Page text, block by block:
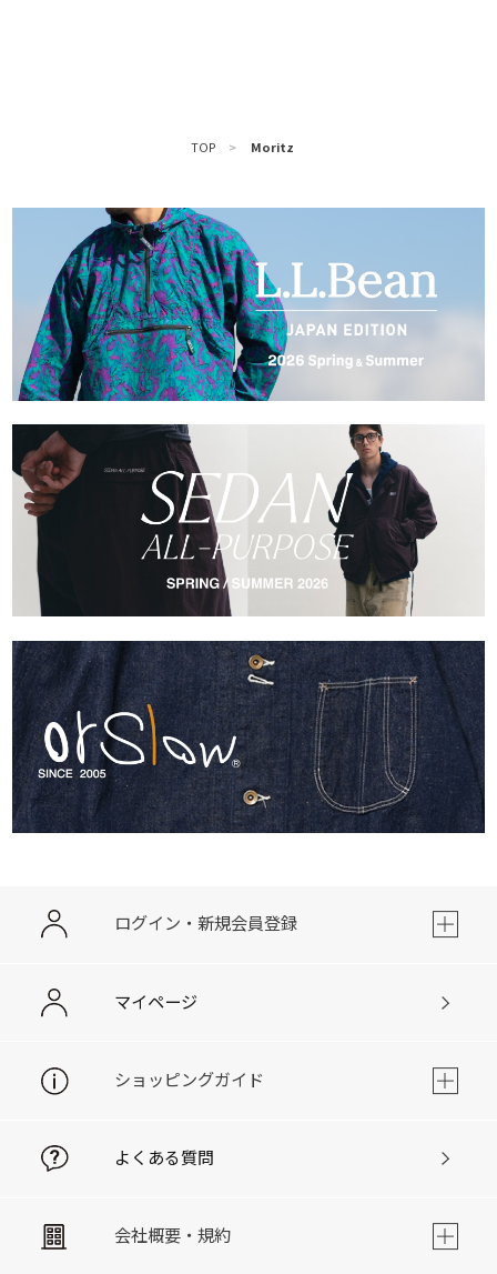
TOP > Moritz
ログイン・新規会員登録
マイページ
ショッピングガイド
よくある質問
会社概要・規約